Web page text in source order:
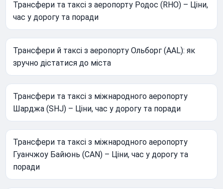
Трансфери та таксі з аеропорту Родос (RHO) – Ціни,
час у дорогу та поради
Трансфери й таксі з аеропорту Ольборг (AAL): як
зручно дістатися до міста
Трансфери та таксі з міжнародного аеропорту
Шарджа (SHJ) – Ціни, час у дорогу та поради
Трансфери та таксі з міжнародного аеропорту
Гуанчжоу Байюнь (CAN) – Ціни, час у дорогу та
поради